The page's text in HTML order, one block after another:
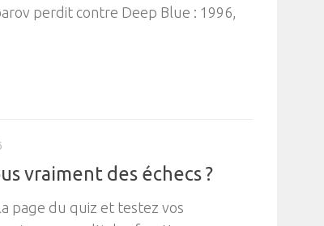
perdit contre Deep Blue : 1996,
vraiment des échecs ?
page du quiz et testez vos